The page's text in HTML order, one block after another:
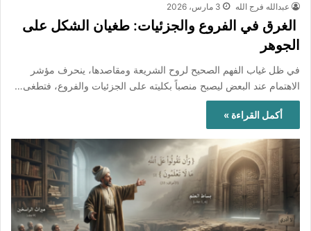
عبدالله فرج الله 3 مارس، 2026
الغرق في الفروع والجزئيات: طغيان الشكل على
الجوهر
في ظل غياب الفهم الصحيح لروح الشريعة ومقاصدها، ينحرف مؤشر
الاهتمام عند البعض ليصبح منصباً بكليته على الجزئيات والفروع، فتطغى…
أكمل القراءة »